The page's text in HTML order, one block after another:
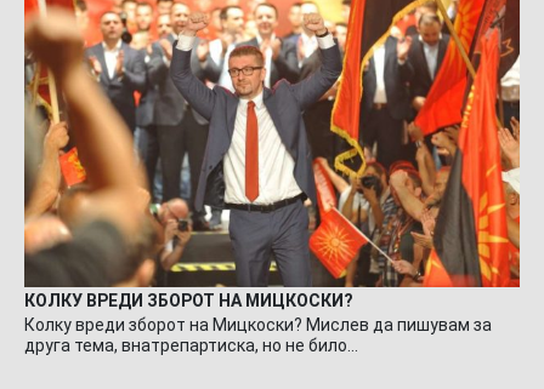
КОЛКУ ВРЕДИ ЗБОРОТ НА МИЦКОСКИ?
Колку вреди зборот на Мицкоски? Мислев да пишувам за
друга тема, внатрепартиска, но не било…